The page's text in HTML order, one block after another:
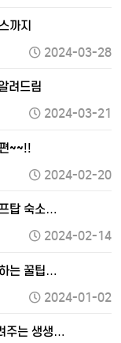
까지
2024-03-28
려드림
2024-03-21
~~!!
2024-02-20
탑 숙소…
2024-02-14
는 꿀팁…
2024-01-02
주는 생생…